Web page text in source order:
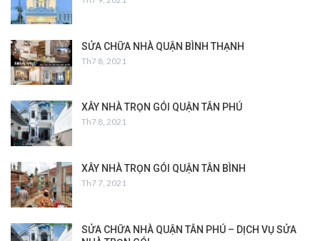
SỬA CHỮA NHÀ QUẬN BÌNH THẠNH
Th7 8, 2021
XÂY NHÀ TRỌN GÓI QUẬN TÂN PHÚ
Th7 8, 2021
XÂY NHÀ TRỌN GÓI QUẬN TÂN BÌNH
Th7 7, 2021
SỬA CHỮA NHÀ QUẬN TÂN PHÚ – DỊCH VỤ SỬA